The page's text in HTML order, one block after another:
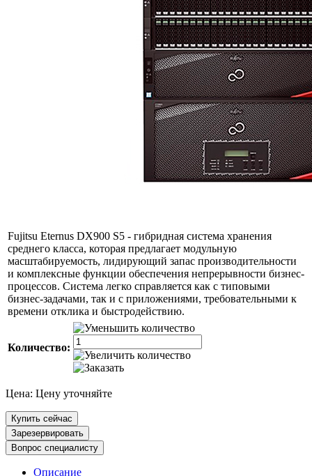
Fujitsu Eternus DX900 S5 - гибридная система хранения
среднего класса, которая предлагает модульную
масштабируемость, лидирующий запас производительности
и комплексные функции обеспечения непрерывности бизнес-
процессов. Система легко справляется как с типовыми
бизнес-задачами, так и с приложениями, требовательными к
времени отклика и быстродействию.
Количество:
Цена: Цену уточняйте
Купить сейчас
Зарезервировать
Вопрос специалисту
Описание